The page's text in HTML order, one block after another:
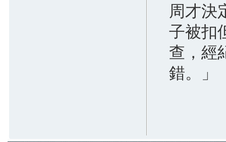
周才決
子被扣
查，經
錯。」